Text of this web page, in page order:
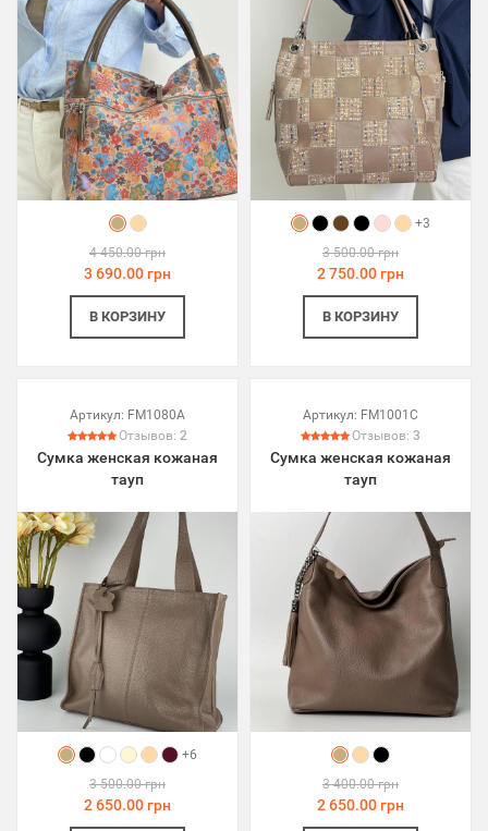
4 450.00 грн
3 690.00 грн
В КОРЗИНУ
+3
3 500.00 грн
2 750.00 грн
В КОРЗИНУ
Артикул: FM1080A
Отзывов: 2
Сумка женская кожаная
тауп
+6
3 500.00 грн
2 650.00 грн
Артикул: FM1001C
Отзывов: 3
Сумка женская кожаная
тауп
3 400.00 грн
2 650.00 грн